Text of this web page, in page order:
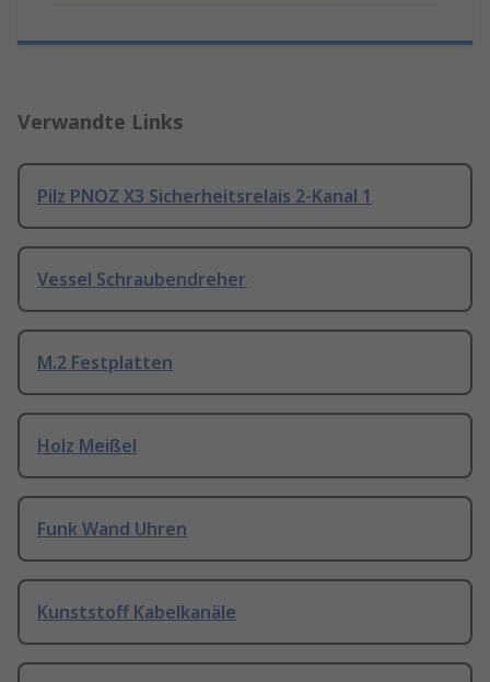
Verwandte Links
Pilz PNOZ X3 Sicherheitsrelais 2-Kanal 1
Vessel Schraubendreher
M.2 Festplatten
Holz Meißel
Funk Wand Uhren
Kunststoff Kabelkanäle